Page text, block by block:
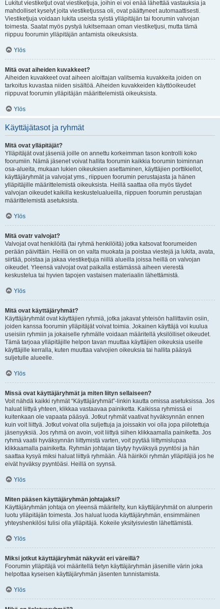
Lukitut viestiketjut ovat viestiketjuja, joihin ei voi enää lähettää vastauksia ja
mahdolliset kyselyt joita viestiketjussa oli, ovat päättyneet automaattisesti.
Viestiketjuja voidaan lukita useista syistä ylläpitäjän tai foorumin valvojan
toimesta. Saatat myös pystyä lukitsemaan oman viestiketjusi, mutta tämä
riippuu foorumin ylläpitäjän antamista oikeuksista.
Ylös
Mitä ovat aiheiden kuvakkeet?
Aiheiden kuvakkeet ovat aiheen aloittajan valitsemia kuvakkeita joiden on
tarkoitus kuvastaa niiden sisältöä. Aiheiden kuvakkeiden käyttöoikeudet
riippuvat foorumin ylläpitäjän määrittelemistä oikeuksista.
Ylös
Käyttäjätasot ja ryhmät
Mitä ovat ylläpitäjät?
Ylläpitäjät ovat jäseniä joille on annettu korkeimman tason kontrolli koko
foorumiin. Nämä jäsenet voivat hallita foorumin kaikkia foorumin toiminnan
osa-alueita, mukaan lukien oikeuksien asettaminen, käyttäjien porttikiellot,
käyttäjäryhmät ja valvojat yms., riippuen foorumin perustajasta ja hänen
ylläpitäjille määrittelemistä oikeuksista. Heillä saattaa olla myös täydet
valvojan oikeudet kaikilla keskustelualueilla, riippuen foorumin perustajan
määrittelemistä asetuksista.
Ylös
Mitä ovatr valvojat?
Valvojat ovat henkilöitä (tai ryhmä henkilöitä) jotka katsovat foorumeiden
perään päivittäin. Heillä on on valta muokata ja poistaa viestejä ja lukita, avata,
siirtää, poistaa ja jakaa viestiketjuja niillä alueilla joissa heillä on valvojan
oikeudet. Yleensä valvojat ovat paikalla estämässä aiheen vierestä
keskustelua tai hyvien tapojen vastaisen materiaalin lähettämistä.
Ylös
Mitä ovat käyttäjäryhmät?
Käyttäjäryhmät ovat käyttäjien ryhmiä, jotka jakavat yhteisön hallittaviin osiin,
joiden kanssa foorumin ylläpitäjät voivat toimia. Jokainen käyttäjä voi kuulua
useisiin ryhmiin ja jokaiselle ryhmälle voidaan määritellä yksilölliset oikeudet.
Tämä tarjoaa ylläpitäjille helpon tavan muuttaa käyttäjien oikeuksia useille
käyttäjille kerralla, kuten muuttaa valvojien oikeuksia tai hallita pääsyä
suljetulle alueelle.
Ylös
Missä ovat käyttäjäryhmät ja miten liityn sellaiseen?
Voit nähdä kaikki ryhmät “Käyttäjäryhmät”-linkin kautta omissa asetuksissa. Jos
haluat liittyä yhteen, klikkaa vastaavaa painiketta. Kaikissa ryhmissä ei
kuitenkaan ole vapaata pääsyä. Jotkut ryhmät vaativat hyväksynnän ennen
kuin voit liittyä. Jotkut voivat olla suljettuja ja joissakin voi olla jopa piilotettuja
jäsenyyksiä. Jos ryhmä on avoin, voit liittyä siihen klikkaamalla painiketta. Jos
ryhmä vaatii hyväksynnän liittymistä varten, voit pyytää liittymislupaa
klikkaamalla painiketta. Ryhmän johtajan täytyy hyväksyä pyyntösi ja hän
saattaa kysyä miksi haluat liittyä ryhmään. Älä häiriköi ryhmän ylläpitäjiä jos he
eivät hyväksy pyyntöäsi. Heillä on syynsä.
Ylös
Miten pääsen käyttäjäryhmän johtajaksi?
Käyttäjäryhmän johtaja on yleensä määritelty, kun käyttäjäryhmät on alunperin
luotu ylläpitäjän toimesta. Jos haluat luoda käyttäjäryhmän, ensimmäinen
yhteyshenkilösi tulisi olla ylläpitäjä. Kokeile yksityisviestin lähettämistä.
Ylös
Miksi jotkut käyttäjäryhmät näkyvät eri väreillä?
Foorumin ylläpitäjä voi määritellä tietyn käyttäjäryhmän jäsenille värin joka
helpottaa kyseisen käyttäjäryhmän jäsenten tunnistamista.
Ylös